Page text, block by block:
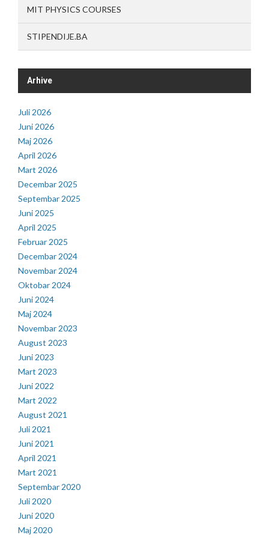
MIT PHYSICS COURSES
STIPENDIJE.BA
Arhive
Juli 2026
Juni 2026
Maj 2026
April 2026
Mart 2026
Decembar 2025
Septembar 2025
Juni 2025
April 2025
Februar 2025
Decembar 2024
Novembar 2024
Oktobar 2024
Juni 2024
Maj 2024
Novembar 2023
August 2023
Juni 2023
Mart 2023
Juni 2022
Mart 2022
August 2021
Juli 2021
Juni 2021
April 2021
Mart 2021
Septembar 2020
Juli 2020
Juni 2020
Maj 2020